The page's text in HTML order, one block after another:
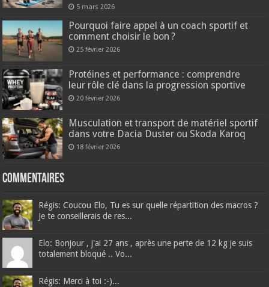
5 mars 2026
Pourquoi faire appel à un coach sportif et
comment choisir le bon ?
25 février 2026
Protéines et performance : comprendre
leur rôle clé dans la progression sportive
20 février 2026
Musculation et transport de matériel sportif
dans votre Dacia Duster ou Skoda Karoq
18 février 2026
Commentaires
Régis: Coucou Elo, Tu es sur quelle répartition des macros ?
Je te conseillerais de res...
Elo: Bonjour , j'ai 27 ans , après une perte de 12 kg je suis
totalement bloqué .. Vo...
Régis: Merci à toi :-)...